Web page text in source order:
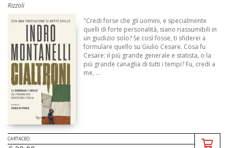
Rizzoli
"Credi forse che gli uomini, e specialmente
quelli di forte personalità, siano riassumibili in
un giudizio solo? Se così fosse, ti sfiderei a
formulare quello su Giulio Cesare. Cosa fu
Cesare: il più grande generale e statista, o la
più grande canaglia di tutti i tempi? Fu, credi a
me, ...
CARTACEO